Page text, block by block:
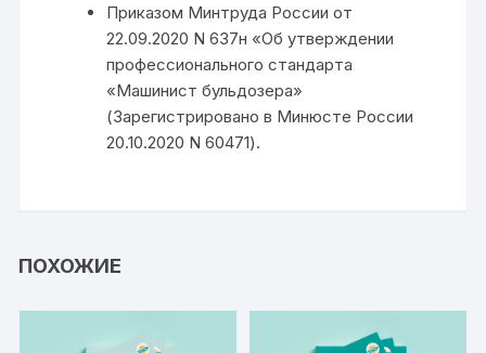
Приказом Минтруда России от
22.09.2020 N 637н «Об утверждении
профессионального стандарта
«Машинист бульдозера»
(Зарегистрировано в Минюсте России
20.10.2020 N 60471).
ПОХОЖИЕ